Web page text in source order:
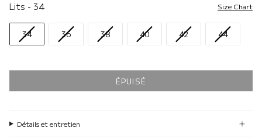
Lits - 34 Size Chart
34 36 38 40 42 44
ÉPUISÉ
Détails et entretien